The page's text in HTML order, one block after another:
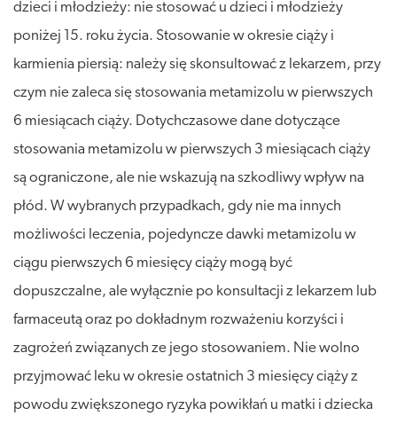
dzieci i młodzieży: nie stosować u dzieci i młodzieży
poniżej 15. roku życia. Stosowanie w okresie ciąży i
karmienia piersią: należy się skonsultować z lekarzem, przy
czym nie zaleca się stosowania metamizolu w pierwszych
6 miesiącach ciąży. Dotychczasowe dane dotyczące
stosowania metamizolu w pierwszych 3 miesiącach ciąży
są ograniczone, ale nie wskazują na szkodliwy wpływ na
płód. W wybranych przypadkach, gdy nie ma innych
możliwości leczenia, pojedyncze dawki metamizolu w
ciągu pierwszych 6 miesięcy ciąży mogą być
dopuszczalne, ale wyłącznie po konsultacji z lekarzem lub
farmaceutą oraz po dokładnym rozważeniu korzyści i
zagrożeń związanych ze jego stosowaniem. Nie wolno
przyjmować leku w okresie ostatnich 3 miesięcy ciąży z
powodu zwiększonego ryzyka powikłań u matki i dziecka